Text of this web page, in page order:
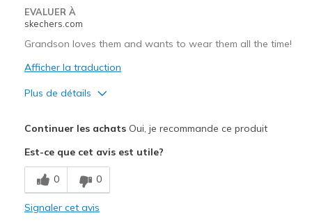
EVALUER À
skechers.com
Grandson loves them and wants to wear them all the time!
Afficher la traduction
Plus de détails
Breathe Well
Comfortable
Continuer les achatsOui, je recommande ce produit
Est-ce que cet avis est utile?
0 0
Signaler cet avis